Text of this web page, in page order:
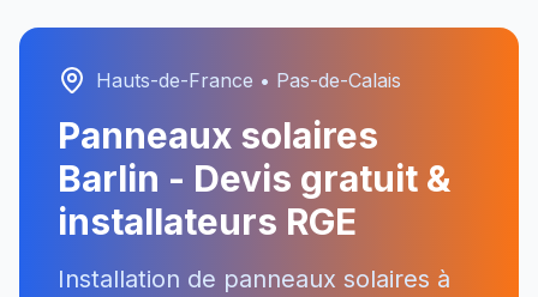
Hauts-de-France • Pas-de-Calais
Panneaux solaires
Barlin - Devis gratuit &
installateurs RGE
Installation de panneaux solaires à